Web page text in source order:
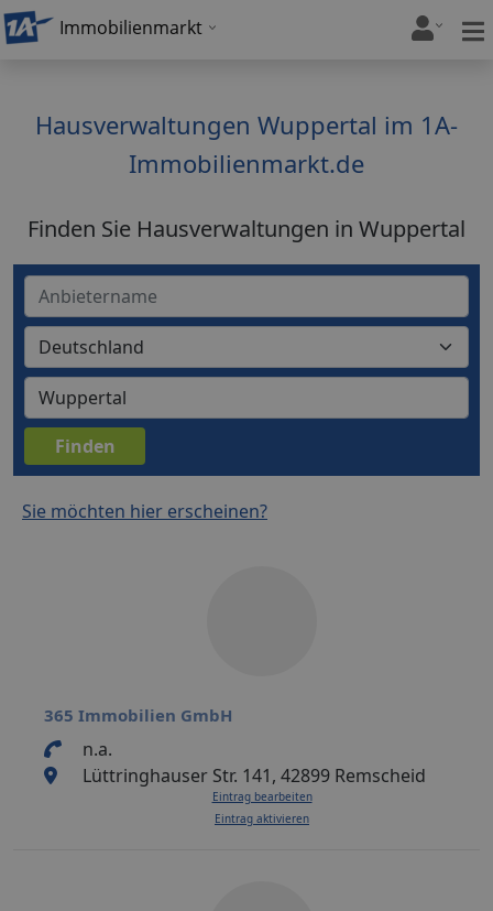
Immobilienmarkt
Hausverwaltungen Wuppertal im 1A-
Immobilienmarkt.de
Finden Sie Hausverwaltungen in Wuppertal
Sie möchten hier erscheinen?
365 Immobilien GmbH
n.a.
Lüttringhauser Str. 141, 42899 Remscheid
Eintrag bearbeiten
Eintrag aktivieren